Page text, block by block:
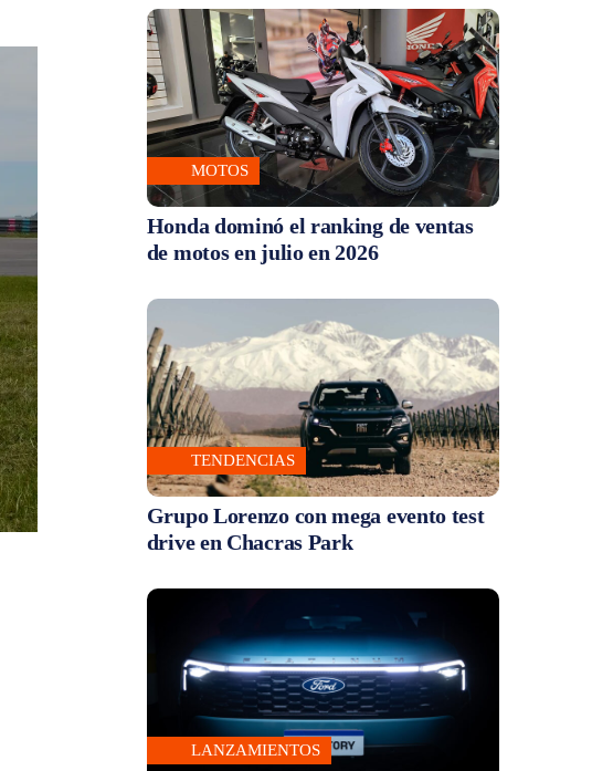
MOTOS
Honda dominó el ranking de ventas
de motos en julio en 2026
TENDENCIAS
Grupo Lorenzo con mega evento test
drive en Chacras Park
LANZAMIENTOS